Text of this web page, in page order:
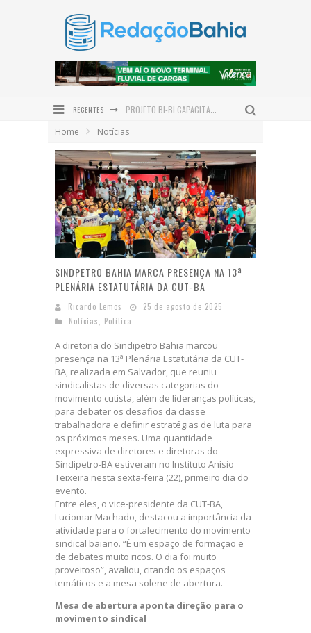
RECENTES PROJETO BI-BI CAPACITA 30 EDUCADORES EM IBIPEBA PARA FORTALECER A FORMAÇÃO DE LEITORES
NILO PEÇANHA CONQUISTA O MAIOR CRESCIMENTO DO IDEB NO BAIXO SUL E ALCANÇA UMA DAS MELHORES NOTAS DA REGIÃO
INOVAÇÃO MADE IN BAHIA: BIOMA CARE LANÇA LINHA EXCLUSIVA PARA O COURO CABELUDO
ESPAÇO EM LOUNGE NA CASACOR BAHIA HOMENAGEIA BAMBUZAL DO AEROPORTO DE SALVADOR
DIVISÃO DAS TAREFAS DOMÉSTICAS GANHA PROTAGONISMO NO DIA DOS PAIS
Home Notícias
SINDPETRO BAHIA MARCA PRESENÇA NA 13ª
PLENÁRIA ESTATUTÁRIA DA CUT-BA
Ricardo Lemos
25 de agosto de 2025
Notícias
Política
A diretoria do Sindipetro Bahia marcou
presença na 13ª Plenária Estatutária da CUT-
BA, realizada em Salvador, que reuniu
sindicalistas de diversas categorias do
movimento cutista, além de lideranças políticas,
para debater os desafios da classe
trabalhadora e definir estratégias de luta para
os próximos meses. Uma quantidade
expressiva de diretores e diretoras do
Sindipetro-BA estiveram no Instituto Anísio
Teixeira nesta sexta-feira (22), primeiro dia do
evento.
Entre eles, o vice-presidente da CUT-BA,
Luciomar Machado, destacou a importância da
atividade para o fortalecimento do movimento
sindical baiano. “É um espaço de formação e
de debates muito ricos. O dia foi muito
proveitoso”, avaliou, citando os espaços
temáticos e a mesa solene de abertura.
Mesa de abertura aponta direção para o
movimento sindical